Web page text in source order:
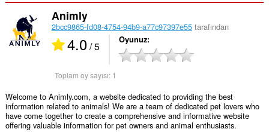
Animly
2bcc9865-fd08-4754-94b9-a77c97397e55tarafından
4.0/ 5 Oyunuz
Toplam oy sayısı: 1
Welcome to Animly.com, a website dedicated to providing the best
information related to animals! We are a team of dedicated pet lovers who
have come together to create a comprehensive and informative website
offering valuable information for pet owners and animal enthusiasts.